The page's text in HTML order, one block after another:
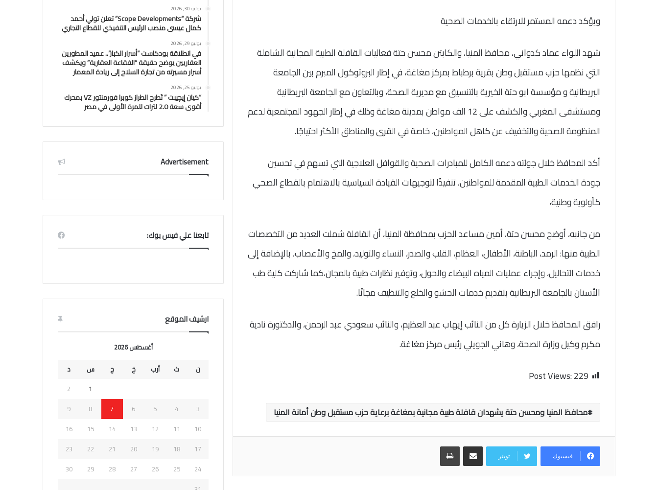
ويؤكد دعمه المستمر للارتقاء بالخدمات الصحية
شهد اللواء عماد كدواني، محافظ المنيا، والكابتن محسن حتة فعاليات القافلة الطبية المجانية الشاملة
التي نظمها حزب مستقبل وطن بقرية برطباط بمركز مغاغة، في إطار البروتوكول المبرم بين الجامعة
البريطانية و مؤسسة ابو حتة الخيرية بالتنسيق مع مديرية الصحة، وبالتعاون مع الجامعة البريطانية
ومستشفى المغربي والكشف على 12 الف مواطن بمدينة مغاغة وذلك في إطار الجهود المجتمعية لدعم
المنظومة الصحية والتخفيف عن كاهل المواطنين، خاصة في القرى والمناطق الأكثر احتياجًا.
أكد المحافظ خلال جولته دعمه الكامل للمبادرات الصحية والقوافل العلاجية التي تسهم في تحسين
جودة الخدمات الطبية المقدمة للمواطنين، تنفيذًا لتوجيهات القيادة السياسية بالاهتمام بالقطاع الصحي
كأولوية وطنية،
من جانبه، أوضح محسن حتة، أمين مساعد الحزب بمحافظة المنيا، أن القافلة شملت العديد من التخصصات
الطبية منها: الرمد، الباطنة، الأطفال، العظام، القلب والصدر، النساء والتوليد، والمخ والأعصاب، بالإضافة إلى
خدمات التحاليل، وإجراء عمليات المياه البيضاء والحول، وتوفير نظارات طبية بالمجان،كما شاركت كلية طب
الأسنان بالجامعة البريطانية بتقديم خدمات الحشو والخلع والتنظيف مجانًا.
رافق المحافظ خلال الزيارة كل من النائب إيهاب عبد العظيم، والنائب سعودي عبد الرحمن، والدكتورة نادية
مكرم وكيل وزارة الصحة، وهاني الجويلي رئيس مركز مغاغة.
Post Views:229
محافظ المنيا ومحسن حتة يشهدان قافلة طبية مجانية بمغاغة برعاية حزب مستقبل وطن أمانة المنيا
فيسبوك تويتر
يوليو 30, 2026
شركة “Scope Developments” تعلن تولي أحمد
كمال عيسى منصب الرئيس التنفيذي للقطاع التجاري
يوليو 29, 2026
في انطلاقة بودكاست “أسرار الكبار”.. عميد المطورين
العقاريين يوضح حقيقة “الفقاعة العقارية” ويكشف
أسرار مسيرته من تجارة السلاح إلى ريادة المعمار
يوليو 25, 2026
“كيان إيچيبت ” تَطرح الطراز كوبرا فورمنتور VZ بمحرك
أقوى سعة 2.0 لترات للمرة الأولى في مصر
Advertisement
تابعنا علي فيس بوك:
ارشيف الموقع
أغسطس 2026
ن
ث أرب خ ج س
د
1
2
3
4
5
6
7
8
9
10
11
12
13
14
15
16
17
18
19
20
21
22
23
24
25
26
27
28
29
30